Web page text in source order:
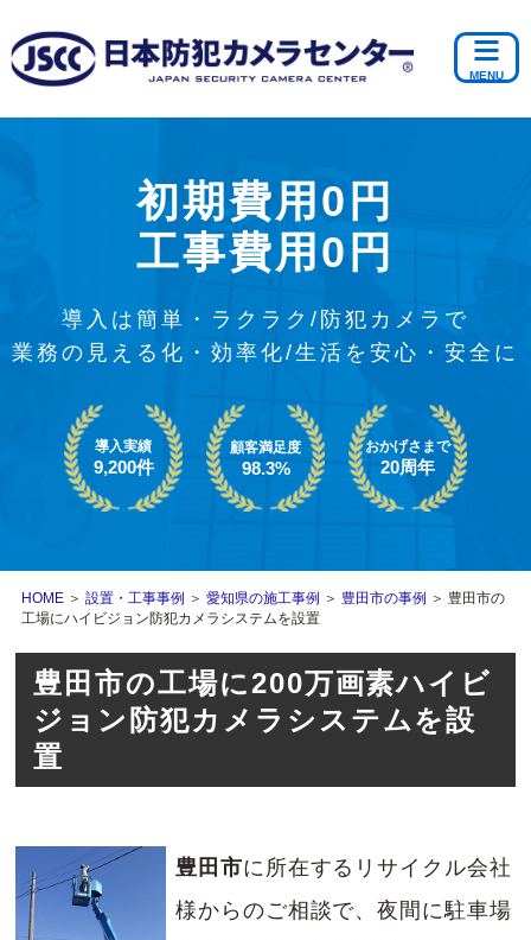
初期費用0円
工事費用0円
導入は簡単・ラクラク/防犯カメラで
業務の見える化・効率化/生活を安心・安全に
導入実績
9,200件
顧客満足度
98.3%
おかげさまで
20周年
HOME ＞設置・工事事例 ＞愛知県の施工事例 ＞ 豊田市の事例 ＞ 豊田市の
工場にハイビジョン防犯カメラシステムを設置
豊田市の工場に200万画素ハイビ
ジョン防犯カメラシステムを設
置
豊田市に所在するリサイクル会社
様からのご相談で、夜間に駐車場